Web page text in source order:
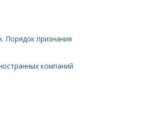
Порядок признания
компаний